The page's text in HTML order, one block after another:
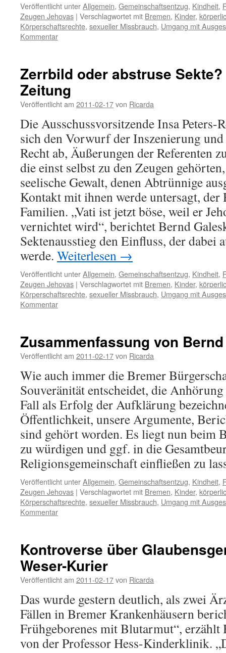
Veröffentlicht unterAllgemein, Gemeinschaftsentzug, Kindheit,
Zeugen Jehovas | Verschlagwortet mit Bremen, Kinder,
Körperschaftsrechte, sexueller Missbrauch, Umgang mit
Kommentar
Zerrbild oder abstruse
Zeitung
Veröffentlicht am 2011-02-17von Ricarda
Die Ausschussvorsitzende Insa Peters-
sich den Vorwurf der Inszenierung
Recht ab, Äußerungen der Referenten
die einst selbst zu den Zeugen
seelische Gewalt, denen Abtrünnige
Kontakt mit ihnen werde untersagt, der
Familien. „Vati ist jetzt böse, weil er
vernichtet wird“, berichtet Bernd
Sektenausstieg den Einfluss, der dabei
werde. Weiterlesen →
Veröffentlicht unterAllgemein, Gemeinschaftsentzug, Kindheit,
Zeugen Jehovas | Verschlagwortet mit Bremen, Kinder,
Körperschaftsrechte, sexueller Missbrauch, Umgang mit
Kommentar
Zusammenfassung von
Veröffentlicht am 2011-02-17von Ricarda
Wie auch immer die Bremer
Souveränität entscheidet, die
Fall als Erfolg der Aufklärung
Öffentlichkeit, unsere Argumente,
sind gehört worden. Es liegt nun beim
zu würdigen und ggf. in die
Religionsgemeinschaft einfließen zu
Veröffentlicht unterAllgemein, Gemeinschaftsentzug, Kindheit,
Zeugen Jehovas | Verschlagwortet mit Bremen, Kinder,
Körperschaftsrechte, sexueller Missbrauch, Umgang mit
Kommentar
Kontroverse über
Weser-Kurier
Veröffentlicht am 2011-02-17von Ricarda
Das wurde gestern deutlich, als zwei
Fällen in Bremer Krankenhäusern
Frühgeborenes mit Blutarmut“,
von der Professor Hess-Kinderklinik.